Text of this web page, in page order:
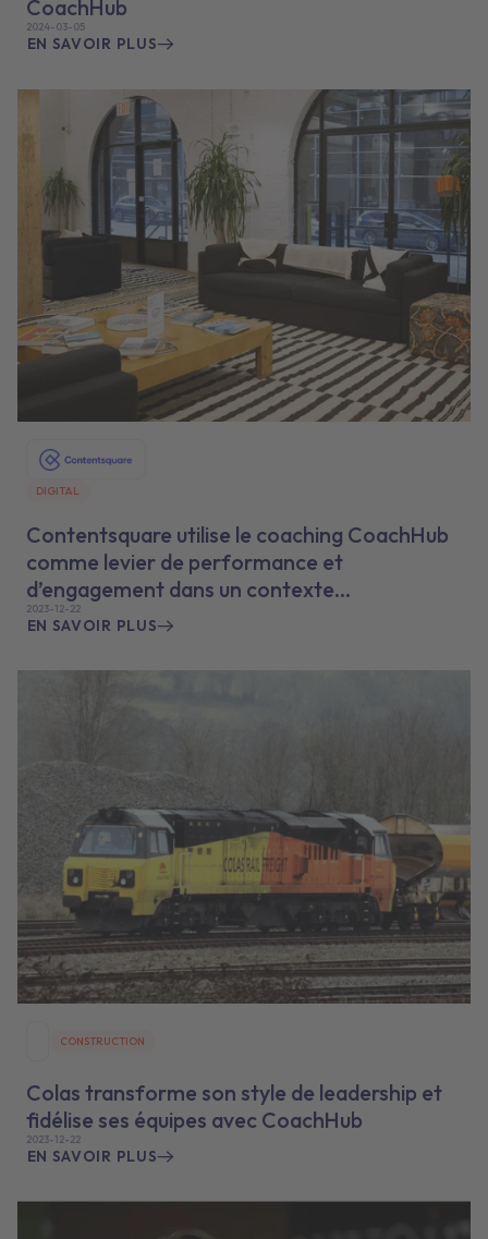
CoachHub
2024-03-05
EN SAVOIR PLUS
DIGITAL
Contentsquare utilise le coaching CoachHub
comme levier de performance et
d’engagement dans un contexte
d’hypercroissance
2023-12-22
EN SAVOIR PLUS
CONSTRUCTION
Colas transforme son style de leadership et
fidélise ses équipes avec CoachHub
2023-12-22
EN SAVOIR PLUS